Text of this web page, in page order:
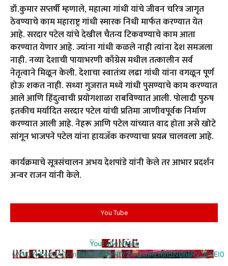
डॉ.कुमार सप्तर्षी म्हणाले, महात्मा गांधी यांचे जीवन चरित्र जागृत
ठेवण्याचे काम महाराष्ट्र गांधी स्मारक निधी मार्फत करण्यात येत
आहे. सरदार पटेल यांचे देखील चैतन्य टिकवण्याचे काम आता
करण्यात येणार आहे. ज्यांना गांधी कळले नाही त्यांना देश समजला
नाही. नव्या देशाची पायाभरणी काँग्रेस मधील तत्कालीन सर्व
नेतृत्वाने मिळून केली. देशाचा स्वातंत्र्य लढा गांधी यांना वगळून पूर्ण
होऊ शकत नाही. सध्या गुजरात मध्ये गांधी पुसण्याचे काम करण्यात
आले आणि हिंदुत्वाची प्रयोगशाळा राबविण्यात आली. पोलादी पुरुष
इतकीच मर्यादित सरदार पटेल यांची प्रतिमा जाणीवपूर्वक निर्माण
करण्यात आली आहे. नेहरू आणि पटेल यांच्यात वाद होता असे खोटे
सांगून भाजपने पटेल यांना हायजॅक करण्याचा प्रयत्न चालवला आहे.
कार्यक्रमाचे सूत्रसंचालन अभय देशपांडे यांनी केले तर आभार प्रदर्शन
अन्वर राजन यांनी केले.
You Tube
YouTube Video
VVV0Ykk4d3A0cm94U1VaQUNfY2xrQ1hRLmh5N0hsRVJNREI0